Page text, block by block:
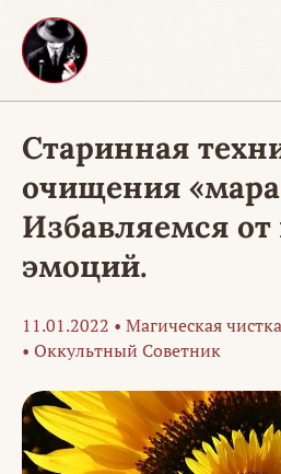
Перейти
содержимому
Старинная
очищения
Избавляемся
эмоций.
11.01.2022 • Магическая чистка
• Оккультный Советник